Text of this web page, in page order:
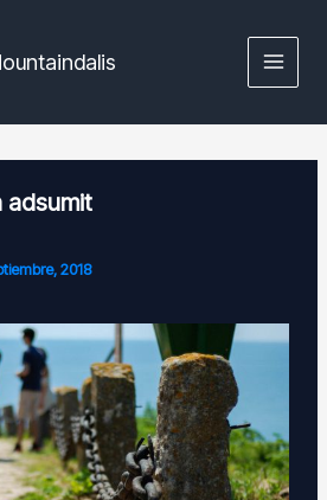
MENU
adsumit
2018